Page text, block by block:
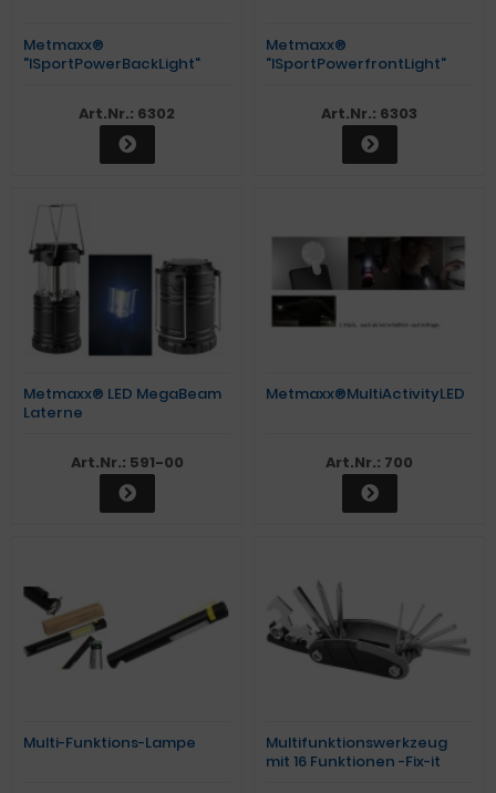
Metmaxx®
"ISportPowerBackLight"
Art.Nr.: 6302
Metmaxx®
"ISportPowerfrontLight"
Art.Nr.: 6303
Metmaxx® LED MegaBeam
Laterne
Art.Nr.: 591-00
Metmaxx®MultiActivityLED
Art.Nr.: 700
Multi-Funktions-Lampe
Multifunktionswerkzeug
mit 16 Funktionen -Fix-it